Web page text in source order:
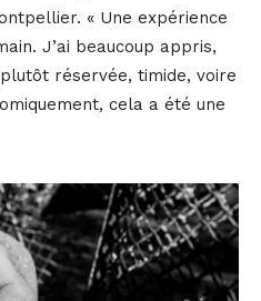
« Une expérience
J’ai beaucoup appris,
réservée, timide, voire
cela a été une